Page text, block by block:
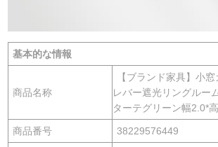
基本的な情報
商品名称
【ブランド家具】小
レバー遮光リングルー
ターテグリーン幅2.0*
商品番号 38229576449